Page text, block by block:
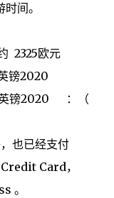
时间。
2325欧元
镑2020
镑2020 ：（
， 也已经支付
Card，
。